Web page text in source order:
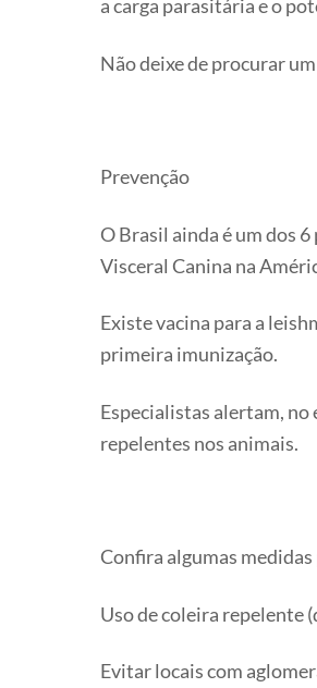
a carga parasitária e o
Não deixe de procurar
Prevenção
O Brasil ainda é um dos
Visceral Canina na
Existe vacina para a
primeira imunização.
Especialistas alertam, no
repelentes nos animais.
Confira algumas medidas
Uso de coleira repelente
Evitar locais com